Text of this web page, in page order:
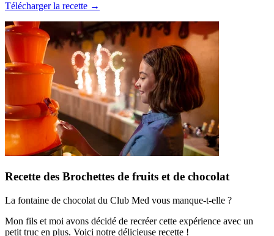
Télécharger la recette →
Recette des Brochettes de fruits et de chocolat
La fontaine de chocolat du Club Med vous manque-t-elle ?
Mon fils et moi avons décidé de recréer cette expérience avec un
petit truc en plus. Voici notre délicieuse recette !